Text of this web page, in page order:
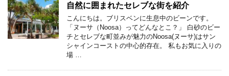
自然に囲まれたセレブな街を紹介
こんにちは。ブリスベンに生息中のビーンです。
「ヌーサ（Noosa）ってどんなとこ？」 白砂のビー
チとセレブな町並みが魅力のNoosa(ヌーサ)はサン
シャインコーストの中心的存在。 私もお気に入りの
場 …